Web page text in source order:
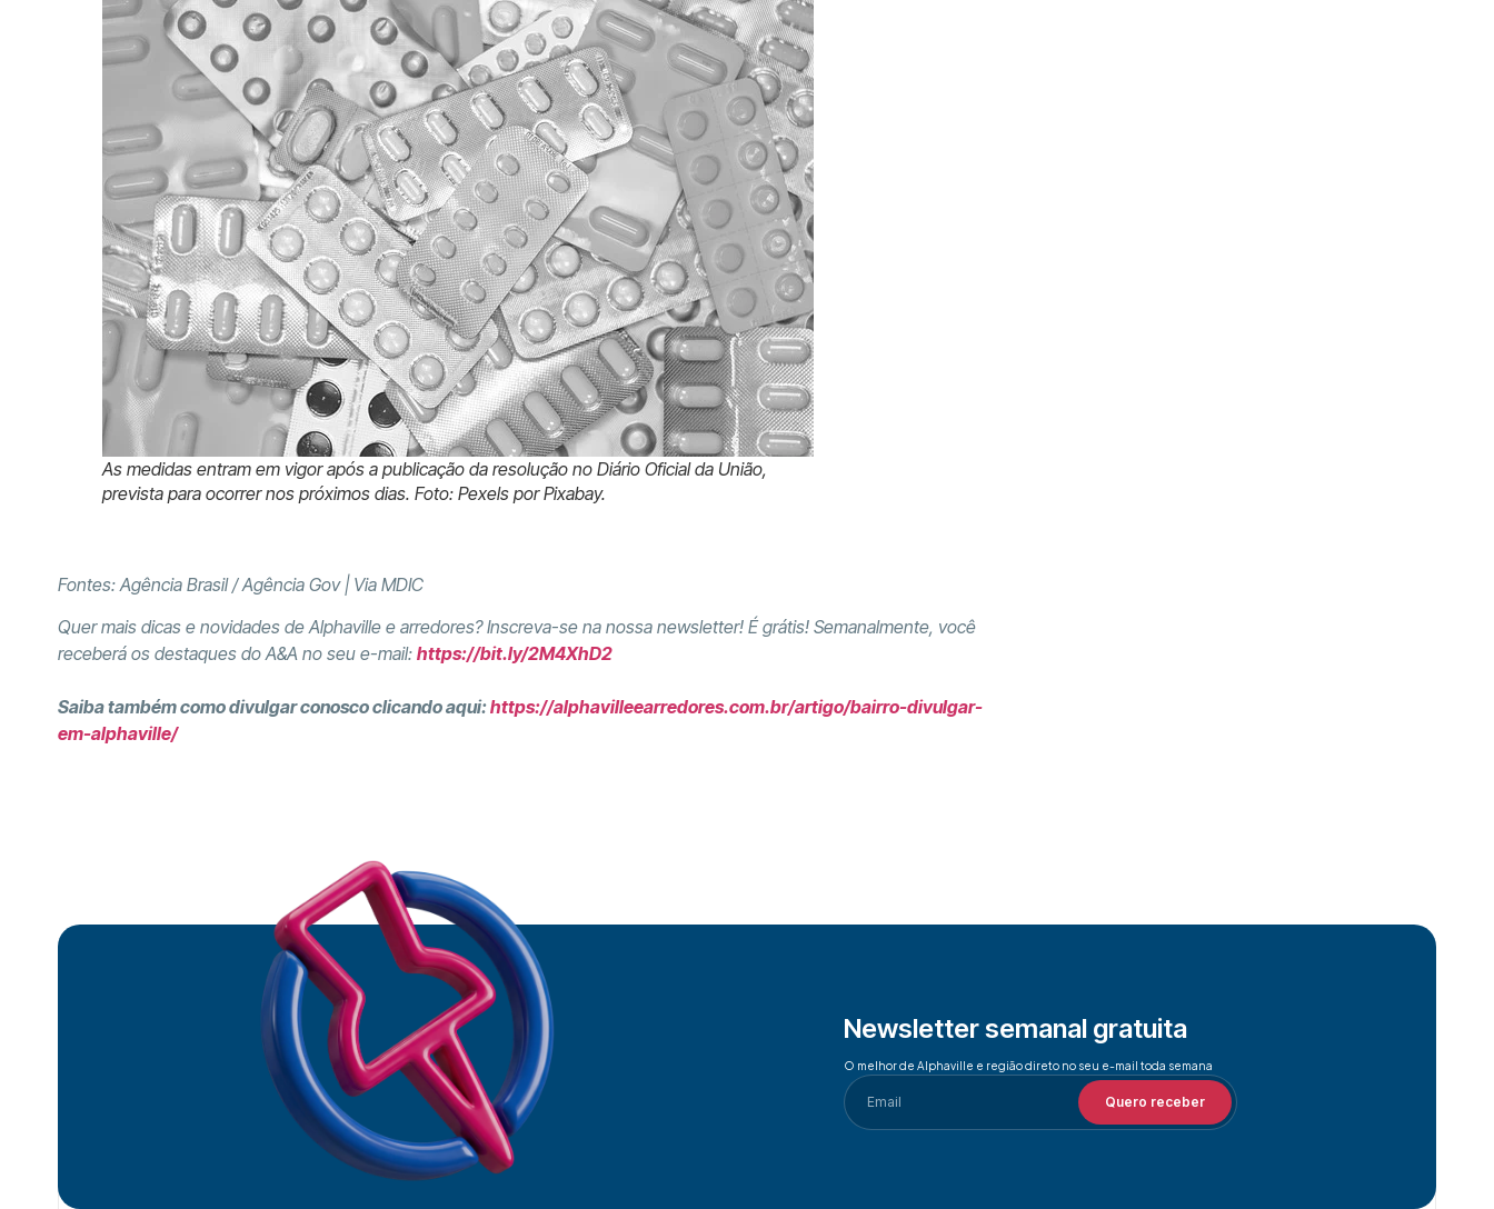
As medidas entram em vigor após a publicação da resolução no Diário Oficial da União,
prevista para ocorrer nos próximos dias. Foto: Pexels por Pixabay.
Fontes: Agência Brasil /Agência Gov | Via MDIC
Quer mais dicas e novidades de Alphaville e arredores? Inscreva-se na nossa newsletter! É grátis! Semanalmente, você
receberá os destaques do A&A no seu e-mail: https://bit.ly/2M4XhD2
Saiba também como divulgar conosco clicando aqui:https://alphavilleearredores.com.br/artigo/bairro-divulgar-
em-alphaville/
Newsletter semanal gratuita
O melhor de Alphaville e região direto no seu e-mail toda semana
Quero receber